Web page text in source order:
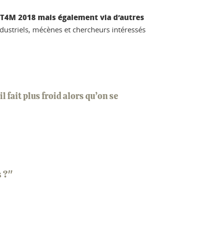
2018 mais également via d’autres
mécènes et chercheurs intéressés
fait plus froid alors qu’on se
?"